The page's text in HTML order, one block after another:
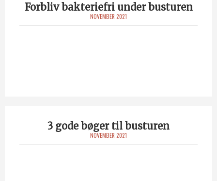
Forbliv bakteriefri under busturen
NOVEMBER 2021
3 gode bøger til busturen
NOVEMBER 2021